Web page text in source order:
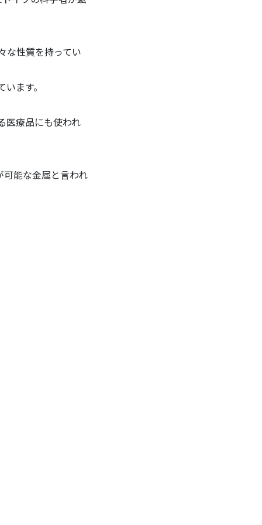
な性質を持ってい
ます。
医療品にも使われ
能な金属と言われ